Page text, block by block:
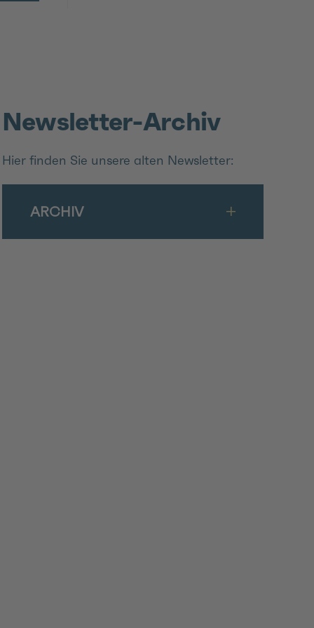
Newsletter-Archiv
Hier finden Sie unsere alten Newsletter:
ARCHIV